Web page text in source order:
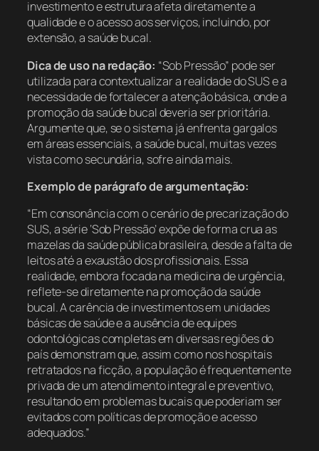
investimento e estrutura afeta diretamente a
qualidade e o acesso aos serviços, incluindo, por
extensão, a saúde bucal.
Dica de uso na redação: “Sob Pressão” pode ser
utilizada para contextualizar a realidade do SUS e a
necessidade de fortalecer a atenção básica, onde a
promoção da saúde bucal deveria ser prioritária.
Argumente que, se o sistema já enfrenta gargalos
em áreas essenciais, a saúde bucal, muitas vezes
vista como secundária, sofre ainda mais.
Exemplo de parágrafo de argumentação:
“Em consonância com o cenário de precarização do
SUS, a série ‘Sob Pressão’ expõe de forma crua as
mazelas da saúde pública brasileira, desde a falta de
leitos até a exaustão dos profissionais. Essa
realidade, embora focada na medicina de urgência,
reflete-se diretamente na promoção da saúde
bucal. A carência de investimentos em unidades
básicas de saúde e a ausência de equipes
odontológicas completas em diversas regiões do
país demonstram que, assim como nos hospitais
retratados na ficção, a população é frequentemente
privada de um atendimento integral e preventivo,
resultando em problemas bucais que poderiam ser
evitados com políticas de promoção e acesso
adequados.”